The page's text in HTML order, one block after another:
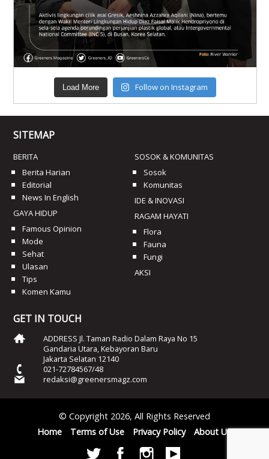
Load More Follow on Instagram
SITEMAP
BERITA
Berita Harian
Editorial
News In English
GAYA HIDUP
Famous Opinion
Mode
Sehat
Ulasan
Tips
Komen Kamu
SOSOK & KOMUNITAS
Sosok
Komunitas
IDE & INOVASI
RAGAM HAYATI
Flora
Fauna
Fungi
AKSI
GET IN TOUCH
ADDRESS Jl. Taman Radio Dalam Raya No 15
Gandaria Utara, Kebayoran Baru
Jakarta Selatan 12140
021-72784567/48
redaksi@greenersmagz.com
© Copyright 2026, All Rights Reserved
Home
Terms of Use Privacy Policy About Us